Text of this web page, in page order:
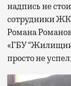
надпись не
сотрудники
Романа
«ГБУ
просто не